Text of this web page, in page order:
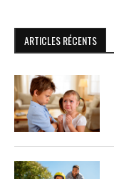
ARTICLES RÉCENTS